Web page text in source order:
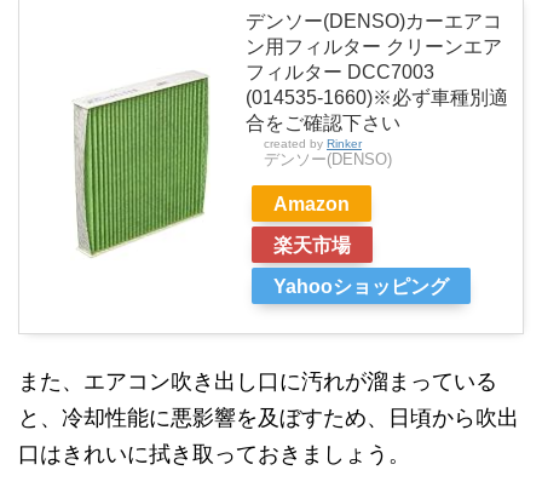
デンソー(DENSO)カーエアコ
ン用フィルター クリーンエア
フィルター DCC7003
(014535-1660)※必ず車種別適
合をご確認下さい
created by Rinker
デンソー(DENSO)
Amazon
楽天市場
Yahooショッピング
また、エアコン吹き出し口に汚れが溜まっている
と、冷却性能に悪影響を及ぼすため、日頃から吹出
口はきれいに拭き取っておきましょう。